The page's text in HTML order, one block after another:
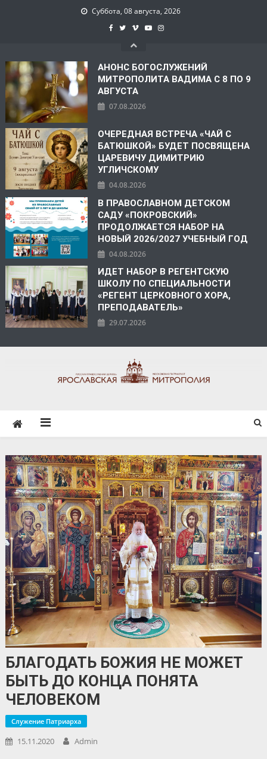
Суббота, 08 августа, 2026
АНОНС БОГОСЛУЖЕНИЙ
МИТРОПОЛИТА ВАДИМА С 8 ПО 9
АВГУСТА
07.08.2026
ОЧЕРЕДНАЯ ВСТРЕЧА «ЧАЙ С
БАТЮШКОЙ» БУДЕТ ПОСВЯЩЕНА
ЦАРЕВИЧУ ДИМИТРИЮ
УГЛИЧСКОМУ
04.08.2026
В ПРАВОСЛАВНОМ ДЕТСКОМ
САДУ «ПОКРОВСКИЙ»
ПРОДОЛЖАЕТСЯ НАБОР НА
НОВЫЙ 2026/2027 УЧЕБНЫЙ ГОД
04.08.2026
ИДЕТ НАБОР В РЕГЕНТСКУЮ
ШКОЛУ ПО СПЕЦИАЛЬНОСТИ
«РЕГЕНТ ЦЕРКОВНОГО ХОРА,
ПРЕПОДАВАТЕЛЬ»
29.07.2026
БЛАГОДАТЬ БОЖИЯ НЕ МОЖЕТ
БЫТЬ ДО КОНЦА ПОНЯТА
ЧЕЛОВЕКОМ
Служение Патриарха
15.11.2020 Admin